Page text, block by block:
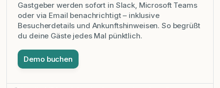
Gastgeber werden sofort in Slack, Microsoft Teams
oder via Email benachrichtigt – inklusive
Besucherdetails und Ankunftshinweisen. So begrüßt
du deine Gäste jedes Mal pünktlich.
Demo buchen